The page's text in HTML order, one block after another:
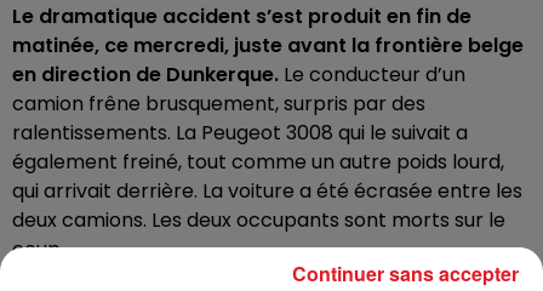
Le dramatique accident s’est produit en fin de
matinée, ce mercredi, juste avant la frontière belge
en direction de Dunkerque. Le conducteur d’un
camion frêne brusquement, surpris par des
ralentissements. La Peugeot 3008 qui le suivait a
également freiné, tout comme un autre poids lourd,
qui arrivait derrière. La voiture a été écrasée entre les
deux camions. Les deux occupants sont morts sur le
coup.
Continuer sans accepter